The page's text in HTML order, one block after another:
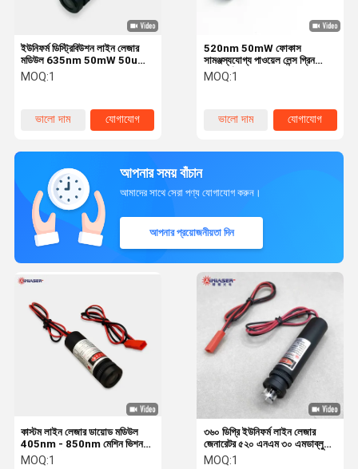
ইউনিফর্ম ডিস্ট্রিবিউশন লাইন লেজার
মডিউল 635nm 50mW 50um
ইন্ডাস্ট্রেল রোবোটিক্স গাইডেন্সের জন্য
MOQ:1
ভালো দাম যোগাযোগ
520nm 50mW ফোকাস
সামঞ্জস্যযোগ্য পাওয়েল লেন্স গ্রিন
ইউনিফর্ম লাইন লেজার মডিউল মেশিন
ভিশন পরিদর্শন জন্য
MOQ:1
ভালো দাম যোগাযোগ
আপনার সময় বাঁচান
আমাদের সাথে সেরা পণ্য যোগাযোগ করুন।
আপনার প্রয়োজনীয়তা দিন
৩৬০ ডিগ্রি ইউনিফর্ম লাইন লেজার
জেনারেটর ৫২০ এনএম ৩০ এমডাব্লু
গ্রিন লেজার বিম প্রজেক্টর
MOQ:1
কাস্টম লাইন লেজার ডায়োড মডিউল
405nm - 850nm মেশিন ভিশন
পজিশনিং কনট্যুর স্ক্যানার
MOQ:1